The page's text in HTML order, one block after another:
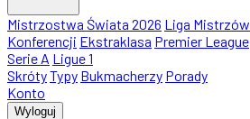
Mistrzostwa Świata 2026 Liga Mistrzów
Konferencji Ekstraklasa Premier League
Serie A Ligue 1
SkrótyTypy Bukmacherzy Porady
Konto
Wyloguj